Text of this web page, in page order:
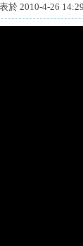
於 2010-4-26 14:29